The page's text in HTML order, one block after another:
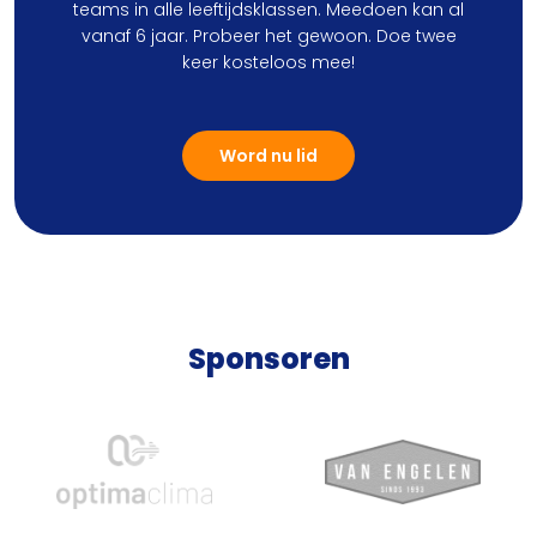
teams in alle leeftijdsklassen. Meedoen kan al
vanaf 6 jaar. Probeer het gewoon. Doe twee
keer kosteloos mee!
Word nu lid
Sponsoren